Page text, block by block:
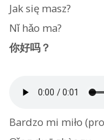
Jak się masz?
Nǐ hǎo ma?
你好吗？
Bardzo mi miło